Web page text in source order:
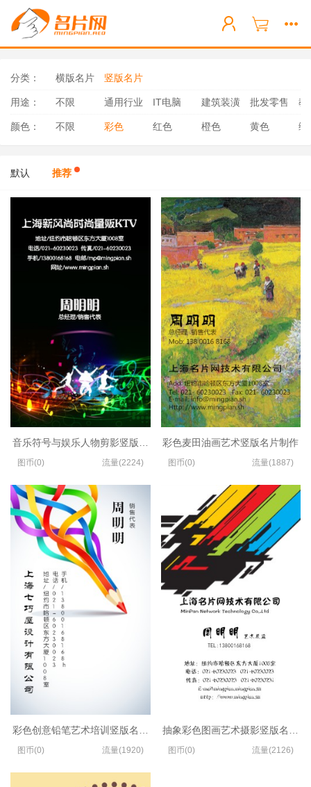
分类： 横版名片 竖版名片
用途： 不限 通用行业 IT电脑 建筑装潢 批发零售 教
颜色： 不限 彩色 红色 橙色 黄色 绿
默认 推荐
音乐符号与娱乐人物剪影竖版名片设计
图币(0) 流量(2224)
彩色创意铅笔艺术培训竖版名片模板
图币(0) 流量(1920)
彩色麦田油画艺术竖版名片制作
图币(0) 流量(1887)
抽象彩色图画艺术摄影竖版名片模
图币(0) 流量(2126)